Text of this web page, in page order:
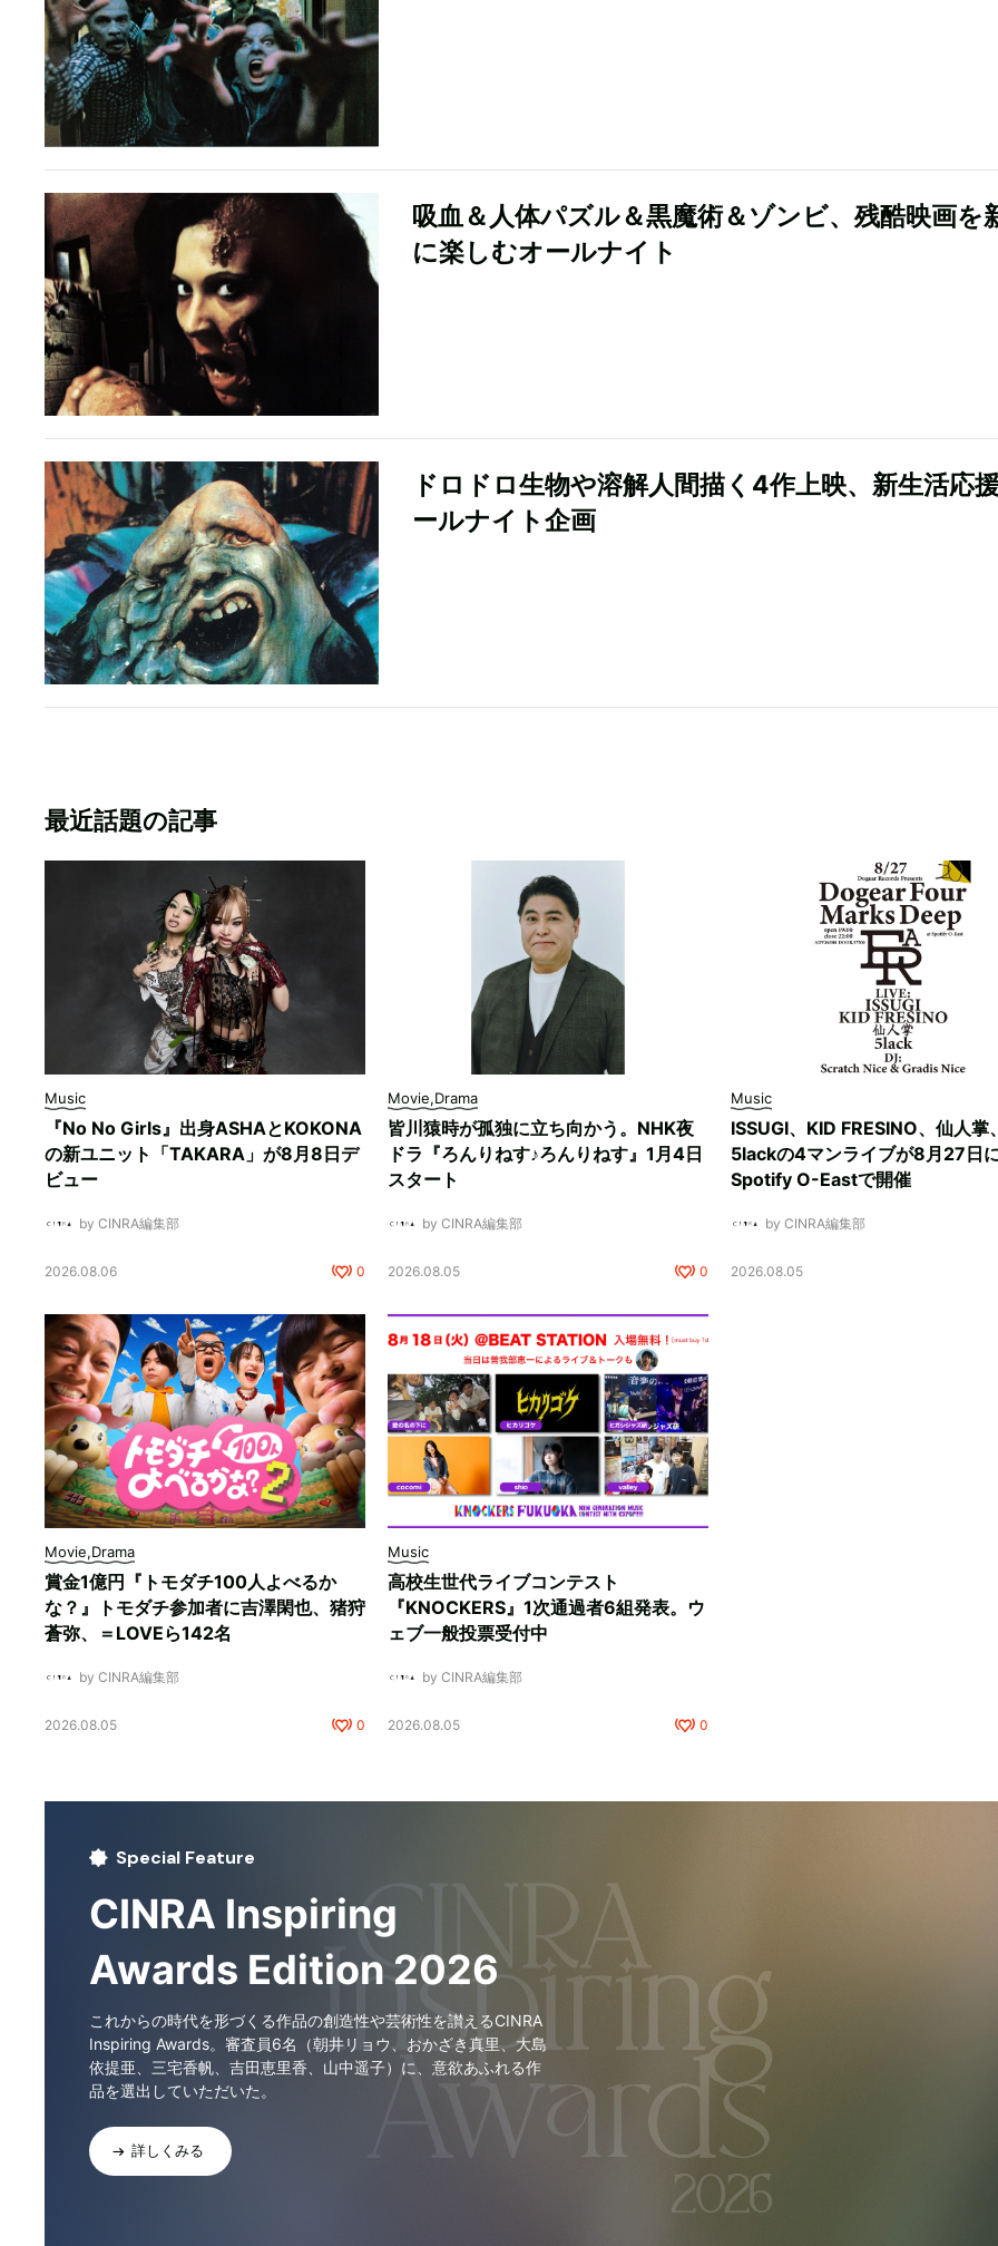
吸血＆人体パズル＆黒魔術＆ゾンビ、残酷映画を
に楽しむオールナイト
ドロドロ生物や溶解人間描く4作上映、新生活応
ールナイト企画
最近話題の記事
Music
『No No Girls』出身ASHAとKOKONA
の新ユニット「TAKARA」が8月8日デ
ビュー
by CINRA編集部
2026.08.06 0
Movie,Drama
皆川猿時が孤独に立ち向かう。NHK夜
ドラ『ろんりねす♪ろんりねす』1月4日
スタート
by CINRA編集部
2026.08.05 0
Music
ISSUGI、KID FRESINO、仙人掌
5lackの4マンライブが8月27日
Spotify O-Eastで開催
by CINRA編集部
2026.08.05
Movie,Drama
賞金1億円『トモダチ100人よべるか
な？』トモダチ参加者に吉澤閑也、猪狩
蒼弥、＝LOVEら142名
by CINRA編集部
2026.08.05 0
Music
高校生世代ライブコンテスト
『KNOCKERS』1次通過者6組発表。ウ
ェブ一般投票受付中
by CINRA編集部
2026.08.05 0
Special Feature
CINRA Inspiring
Awards Edition 2026
これからの時代を形づくる作品の創造性や芸術性を讃えるCINRA
Inspiring Awards。審査員6名（朝井リョウ、おかざき真里、大島
依提亜、三宅香帆、吉田恵里香、山中遥子）に、意欲あふれる作
品を選出していただいた。
詳しくみる